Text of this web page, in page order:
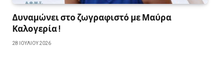
Δυναμώνει στο ζωγραφιστό με Μαύρα
Καλογερία !
28 ΙΟΥΛΊΟΥ 2026